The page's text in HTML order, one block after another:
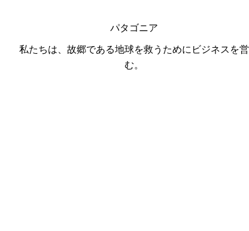
パタゴニア
私たちは、故郷である地球を救うためにビジネスを営
む。